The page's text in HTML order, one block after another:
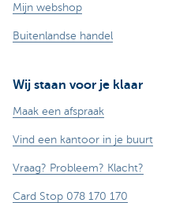
Mijn webshop
Buitenlandse handel
Wij staan voor je klaar
Maak een afspraak
Vind een kantoor in je buurt
Vraag? Probleem? Klacht?
Card Stop 078 170 170